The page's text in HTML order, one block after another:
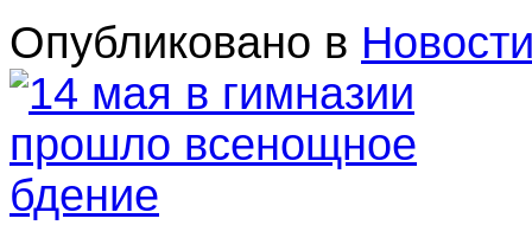
Опубликовано в